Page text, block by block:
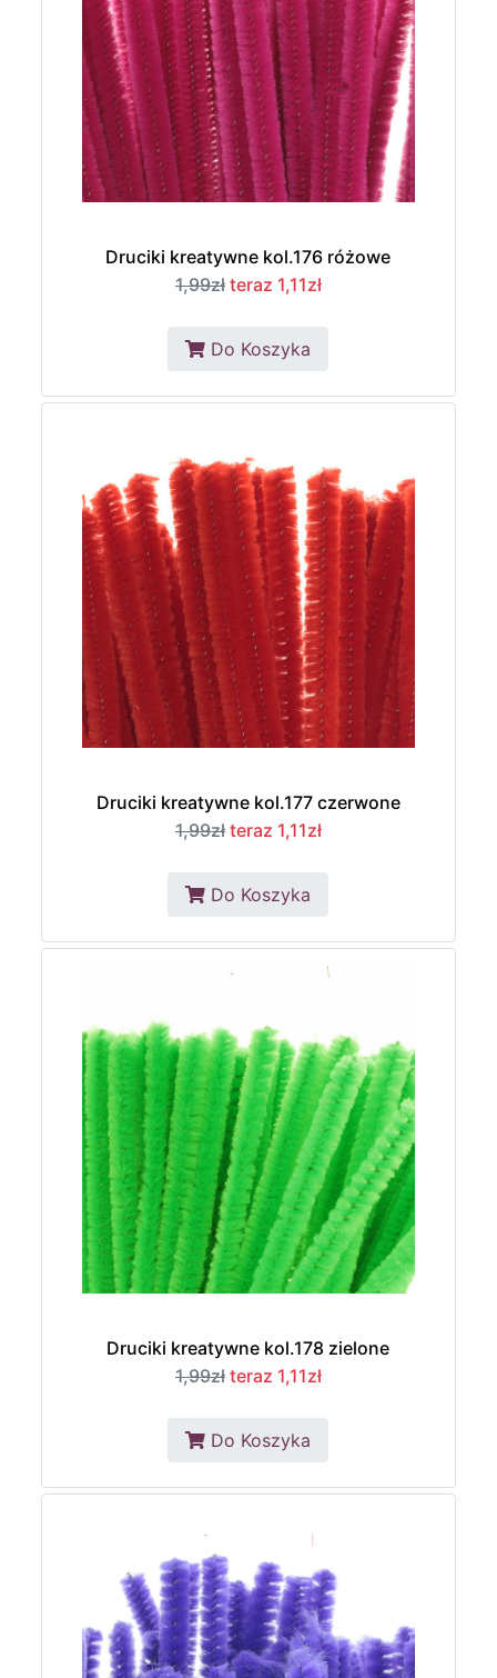
Druciki kreatywne kol.176 różowe
1,99zł teraz 1,11zł
Do Koszyka
Druciki kreatywne kol.177 czerwone
1,99zł teraz 1,11zł
Do Koszyka
Druciki kreatywne kol.178 zielone
1,99zł teraz 1,11zł
Do Koszyka